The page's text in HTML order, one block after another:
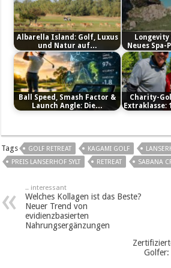
Albarella Island: Golf, Luxus
und Natur auf…
Neues
Ball Speed, Smash Factor &
Launch Angle: Die…
Charity-
Extraklasse:
Tags GOLF RETREAT KAGAMI GOLF
PREIS LANSERHOF SYLT
RETREAT SABANA
.. interessant
Welches Kollagen ist das Beste?
Neuer Trend von
evidienzbasierten
Nahrungsergänzungen
Golfer: